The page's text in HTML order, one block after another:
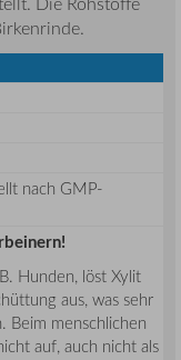
nach GMP-
Hunden, löst Xylit
aus, was sehr
Beim menschlichen
auf, auch nicht als